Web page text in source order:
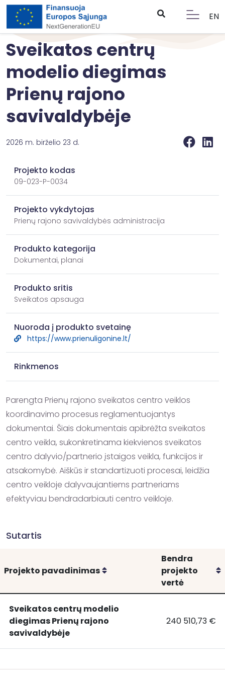
EN
Sveikatos centrų
modelio diegimas
Prienų rajono
savivaldybėje
2026 m. birželio 23 d.
Projekto kodas
09-023-P-0034
Projekto vykdytojas
Prienų rajono savivaldybės administracija
Produkto kategorija
Dokumentai, planai
Produkto sritis
Sveikatos apsauga
Nuoroda į produkto svetainę
https://www.prienuligonine.lt/
Rinkmenos
Parengta Prienų rajono sveikatos centro veiklos
koordinavimo procesus reglamentuojantys
dokumentai. Šiais dokumentais apibrėžta sveikatos
centro veikla, sukonkretinama kiekvienos sveikatos
centro dalyvio/partnerio įstaigos veikla, funkcijos ir
atsakomybė. Aiškūs ir standartizuoti procesai, leidžia
centro veikloje dalyvaujantiems partneriams
efektyviau bendradarbiauti centro veikloje.
Sutartis
Projekto pavadinimas Rikiuoti
Bendra
projekto
vertė
Sveikatos
centrų
modelio
Sveikatos centrų modelio
diegimas Prienų rajono
savivaldybėje
Sveikatos
240 510,73 €